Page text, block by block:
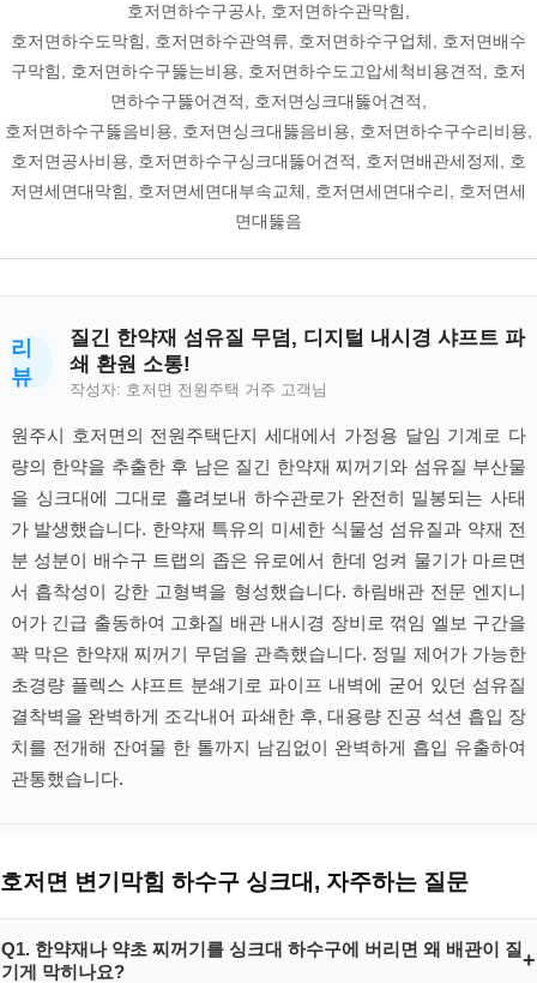
호저면하수구공사, 호저면하수관막힘,
호저면하수도막힘, 호저면하수관역류, 호저면하수구업체, 호저면배수
구막힘, 호저면하수구뚫는비용, 호저면하수도고압세척비용견적, 호저
면하수구뚫어견적, 호저면싱크대뚫어견적,
호저면하수구뚫음비용, 호저면싱크대뚫음비용, 호저면하수구수리비용,
호저면공사비용, 호저면하수구싱크대뚫어견적, 호저면배관세정제, 호
저면세면대막힘, 호저면세면대부속교체, 호저면세면대수리, 호저면세
면대뚫음
리
뷰
질긴 한약재 섬유질 무덤, 디지털 내시경 샤프트 파
쇄 환원 소통!
작성자: 호저면 전원주택 거주 고객님
원주시 호저면의 전원주택단지 세대에서 가정용 달임 기계로 다
량의 한약을 추출한 후 남은 질긴 한약재 찌꺼기와 섬유질 부산물
을 싱크대에 그대로 흘려보내 하수관로가 완전히 밀봉되는 사태
가 발생했습니다. 한약재 특유의 미세한 식물성 섬유질과 약재 전
분 성분이 배수구 트랩의 좁은 유로에서 한데 엉켜 물기가 마르면
서 흡착성이 강한 고형벽을 형성했습니다. 하림배관 전문 엔지니
어가 긴급 출동하여 고화질 배관 내시경 장비로 꺾임 엘보 구간을
꽉 막은 한약재 찌꺼기 무덤을 관측했습니다. 정밀 제어가 가능한
초경량 플렉스 샤프트 분쇄기로 파이프 내벽에 굳어 있던 섬유질
결착벽을 완벽하게 조각내어 파쇄한 후, 대용량 진공 석션 흡입 장
치를 전개해 잔여물 한 톨까지 남김없이 완벽하게 흡입 유출하여
관통했습니다.
호저면 변기막힘 하수구 싱크대, 자주하는 질문
Q1. 한약재나 약초 찌꺼기를 싱크대 하수구에 버리면 왜 배관이 질
기게 막히나요?
+